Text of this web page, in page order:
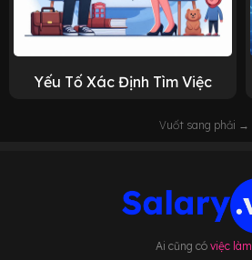
Yếu Tố Xác Định Tìm Việc
Vuốt sang phải →
Ai cũng có việc làm